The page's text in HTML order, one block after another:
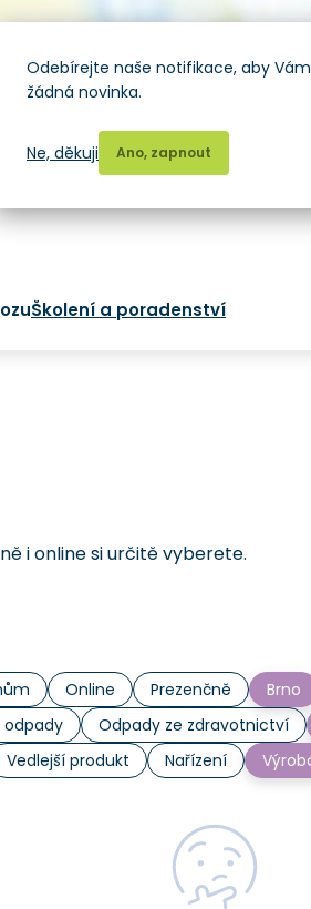
Školení a poradenství
i online si určitě vyberete.
Online Prezenčně Brno
odpady Odpady ze zdravotnictví
Vedlejší produkt Nařízení
Odebírejte naše notifikace, aby
žádná novinka.
Ano, zapnout
Ne, děkuji